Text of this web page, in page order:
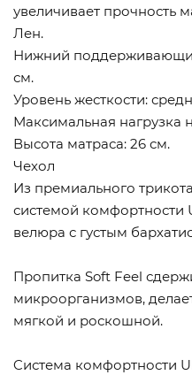
увеличивает прочность
Лен.
Нижний
см.
Уровень жесткости:
Максимальная нагрузка
Высота матраса: 26 см.
Чехол
Из премиального
системой комфортности
велюра с густым
Пропитка Soft Feel
микроорганизмов,
мягкой и роскошной.
Cистема комфортности